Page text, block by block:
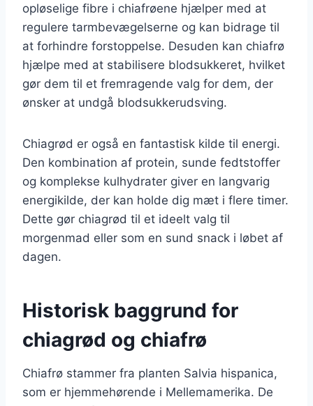
opløselige fibre i chiafrøene hjælper med at
regulere tarmbevægelserne og kan bidrage til
at forhindre forstoppelse. Desuden kan chiafrø
hjælpe med at stabilisere blodsukkeret, hvilket
gør dem til et fremragende valg for dem, der
ønsker at undgå blodsukkerudsving.
Chiagrød er også en fantastisk kilde til energi.
Den kombination af protein, sunde fedtstoffer
og komplekse kulhydrater giver en langvarig
energikilde, der kan holde dig mæt i flere timer.
Dette gør chiagrød til et ideelt valg til
morgenmad eller som en sund snack i løbet af
dagen.
Historisk baggrund for
chiagrød og chiafrø
Chiafrø stammer fra planten Salvia hispanica,
som er hjemmehørende i Mellemamerika. De